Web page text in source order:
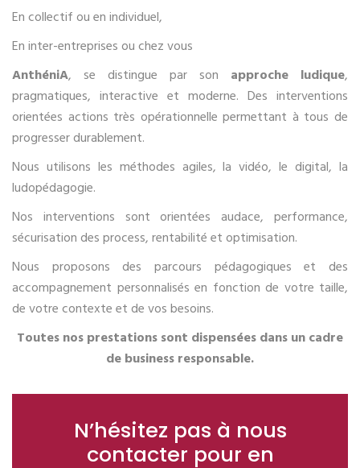
En collectif ou en individuel,
En inter-entreprises ou chez vous
AnthéniA, se distingue par son approche ludique,
pragmatiques, interactive et moderne. Des interventions
orientées actions très opérationnelle permettant à tous de
progresser durablement.
Nous utilisons les méthodes agiles, la vidéo, le digital, la
ludopédagogie.
Nos interventions sont orientées audace, performance,
sécurisation des process, rentabilité et optimisation.
Nous proposons des parcours pédagogiques et des
accompagnement personnalisés en fonction de votre taille,
de votre contexte et de vos besoins.
Toutes nos prestations sont dispensées dans un cadre
de business responsable.
N’hésitez pas à nous
contacter pour en